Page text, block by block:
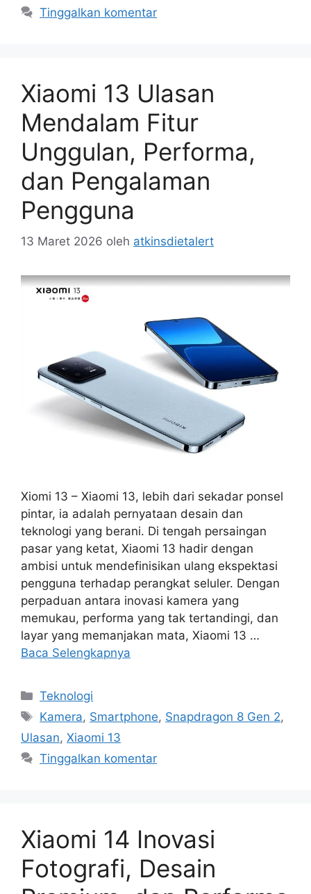
Tinggalkan komentar
Xiaomi 13 Ulasan
Mendalam Fitur
Unggulan, Performa,
dan Pengalaman
Pengguna
13 Maret 2026 oleh atkinsdietalert
Xiomi 13 – Xiaomi 13, lebih dari sekadar ponsel
pintar, ia adalah pernyataan desain dan
teknologi yang berani. Di tengah persaingan
pasar yang ketat, Xiaomi 13 hadir dengan
ambisi untuk mendefinisikan ulang ekspektasi
pengguna terhadap perangkat seluler. Dengan
perpaduan antara inovasi kamera yang
memukau, performa yang tak tertandingi, dan
layar yang memanjakan mata, Xiaomi 13 …
Baca Selengkapnya
Kategori
Teknologi
Tag
Kamera, Smartphone, Snapdragon 8 Gen 2,
Ulasan, Xiaomi 13
Tinggalkan komentar
Xiaomi 14 Inovasi
Fotografi, Desain